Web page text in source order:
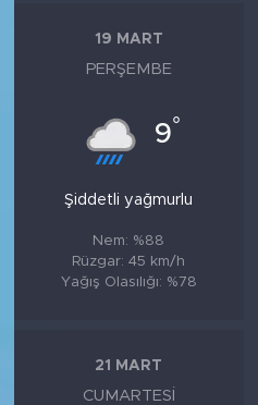
19 MART
PERŞEMBE
9°
Şiddetli yağmurlu
Nem: %88
Rüzgar: 45 km/h
Yağış Olasılığı: %78
21 MART
CUMARTESI